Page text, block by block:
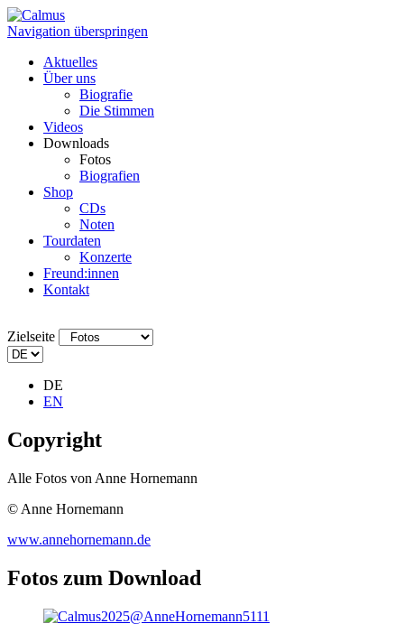
Navigation überspringen
Aktuelles
Über uns
Biografie
Die Stimmen
Videos
Downloads
Fotos
Biografien
Shop
CDs
Noten
Tourdaten
Konzerte
Freund:innen
Kontakt
Zielseite
DE
EN
Copyright
Alle Fotos von Anne Hornemann
© Anne Hornemann
www.annehornemann.de
Fotos zum Download